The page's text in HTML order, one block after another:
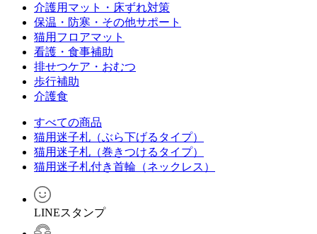
介護用マット・床ずれ対策
保温・防寒・その他サポート
猫用フロアマット
看護・食事補助
排せつケア・おむつ
歩行補助
介護食
すべての商品
猫用迷子札（ぶら下げるタイプ）
猫用迷子札（巻きつけるタイプ）
猫用迷子札付き首輪（ネックレス）
LINEスタンプ